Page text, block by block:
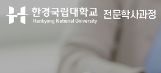
전문학사과정